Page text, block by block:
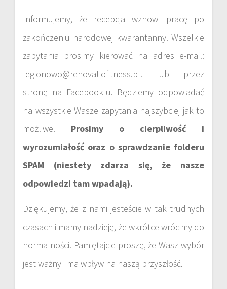
Informujemy, że recepcja wznowi pracę po
zakończeniu narodowej kwarantanny. Wszelkie
zapytania prosimy kierować na adres e-mail:
legionowo@renovatiofitness.pl. lub przez
stronę na Facebook-u. Będziemy odpowiadać
na wszystkie Wasze zapytania najszybciej jak to
możliwe. Prosimy o cierpliwość i
wyrozumiałość oraz o sprawdzanie folderu
SPAM (niestety zdarza się, że nasze
odpowiedzi tam wpadają).
Dziękujemy, że z nami jesteście w tak trudnych
czasach i mamy nadzieję, że wkrótce wrócimy do
normalności. Pamiętajcie proszę, że Wasz wybór
jest ważny i ma wpływ na naszą przyszłość.